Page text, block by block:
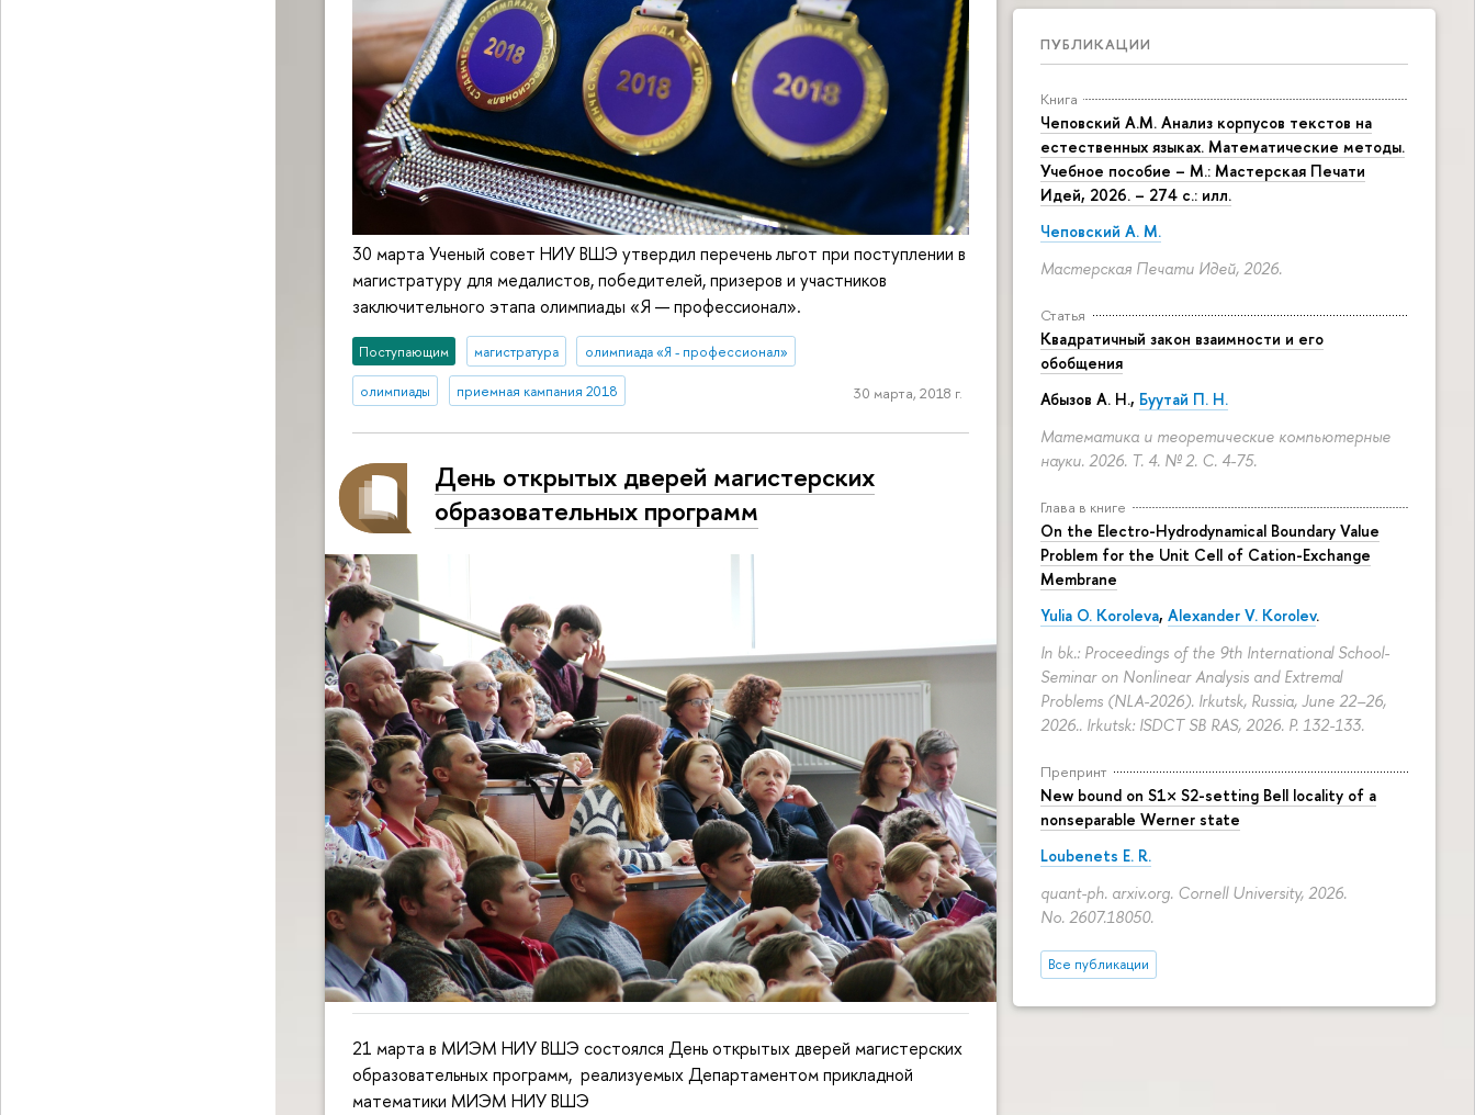
ПУБЛИКАЦИИ
Книга
Чеповский А.М. Анализ корпусов текстов на
естественных языках. Математические методы.
Учебное пособие – М.: Мастерская Печати
Идей, 2026. – 274 с.: илл.
Чеповский А. М.
Мастерская Печати Идей, 2026.
Статья
Квадратичный закон взаимности и его
обобщения
Абызов А. Н., Буутай П. Н.
Математика и теоретические компьютерные
науки. 2026. Т. 4. № 2. С. 4-75.
Глава в книге
On the Electro-Hydrodynamical Boundary Value
Problem for the Unit Cell of Cation-Exchange
Membrane
Yulia O. Koroleva, Alexander V. Korolev.
In bk.: Proceedings of the 9th International School-
Seminar on Nonlinear Analysis and Extremal
Problems (NLA-2026). Irkutsk, Russia, June 22–26,
2026.. Irkutsk: ISDCT SB RAS, 2026. P. 132-133.
Препринт
New bound on S1× S2-setting Bell locality of a
nonseparable Werner state
Loubenets E. R.
quant-ph. arxiv.org. Cornell University, 2026.
No. 2607.18050.
Все публикации
30 марта Ученый совет НИУ ВШЭ утвердил перечень льгот при поступлении в
магистратуру для медалистов, победителей, призеров и участников
заключительного этапа олимпиады «Я — профессионал».
Поступающим магистратура олимпиада «Я - профессионал»
олимпиады приемная кампания 2018 30 марта, 2018 г.
День открытых дверей магистерских
образовательных программ
21 марта в МИЭМ НИУ ВШЭ состоялся День открытых дверей магистерских
образовательных программ, реализуемых Департаментом прикладной
математики МИЭМ НИУ ВШЭ